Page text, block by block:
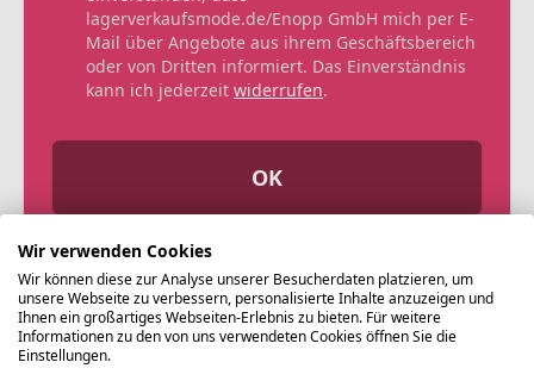
lagerverkaufsmode.de/Enopp GmbH mich per E-
Mail über Angebote aus ihrem Geschäftsbereich
oder von Dritten informiert. Das Einverständnis
kann ich jederzeit widerrufen.
OK
Wir verwenden Cookies
Wir können diese zur Analyse unserer Besucherdaten platzieren, um
unsere Webseite zu verbessern, personalisierte Inhalte anzuzeigen und
Ihnen ein großartiges Webseiten-Erlebnis zu bieten. Für weitere
Informationen zu den von uns verwendeten Cookies öffnen Sie die
Einstellungen.